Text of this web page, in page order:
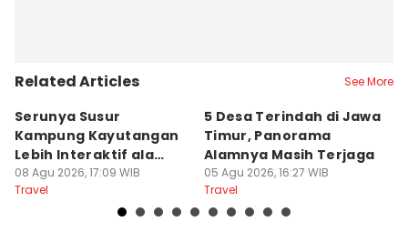
Related Articles See More
Serunya Susur
Kampung Kayutangan
Lebih Interaktif ala
Kelana Race
08 Agu 2026, 17:09 WIB
Travel
5 Desa Terindah di Jawa
Timur, Panorama
Alamnya Masih Terjaga
05 Agu 2026, 16:27 WIB
Travel